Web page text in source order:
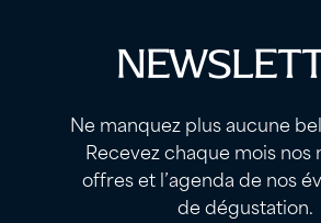
Ne manquez plus aucune
Recevez chaque mois nos
offres et l’agenda de nos
de dégustation.